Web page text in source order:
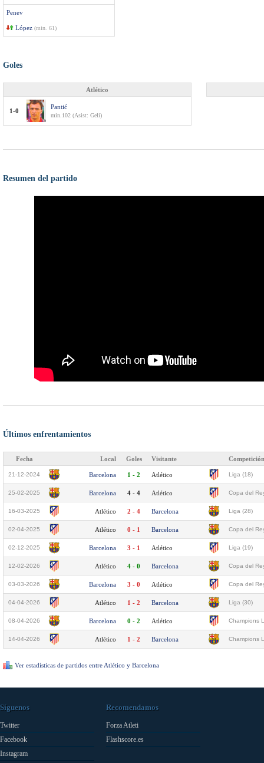
Penev
López (min. 61)
Goles
Atlético
1-0
Pantić
min.102 (Asist: Geli)
Resumen del partido
Últimos enfrentamientos
Fecha Local Goles Visitante Competición
21-12-2024 Barcelona 1 - 2 Atlético Liga (18)
25-02-2025 Barcelona 4 - 4 Atlético Copa del
16-03-2025 Atlético 2 - 4 Barcelona Liga (28)
02-04-2025 Atlético 0 - 1 Barcelona Copa del
02-12-2025 Barcelona 3 - 1 Atlético Liga (19)
12-02-2026 Atlético 4 - 0 Barcelona Copa del
03-03-2026 Barcelona 3 - 0 Atlético Copa del
04-04-2026 Atlético 1 - 2 Barcelona Liga (30)
08-04-2026 Barcelona 0 - 2 Atlético Champions
14-04-2026 Atlético 1 - 2 Barcelona Champions
Ver estadísticas de partidos entre Atlético y Barcelona
Síguenos
Twitter
Facebook
Instagram
Recomendamos
Forza Atleti
Flashscore.es